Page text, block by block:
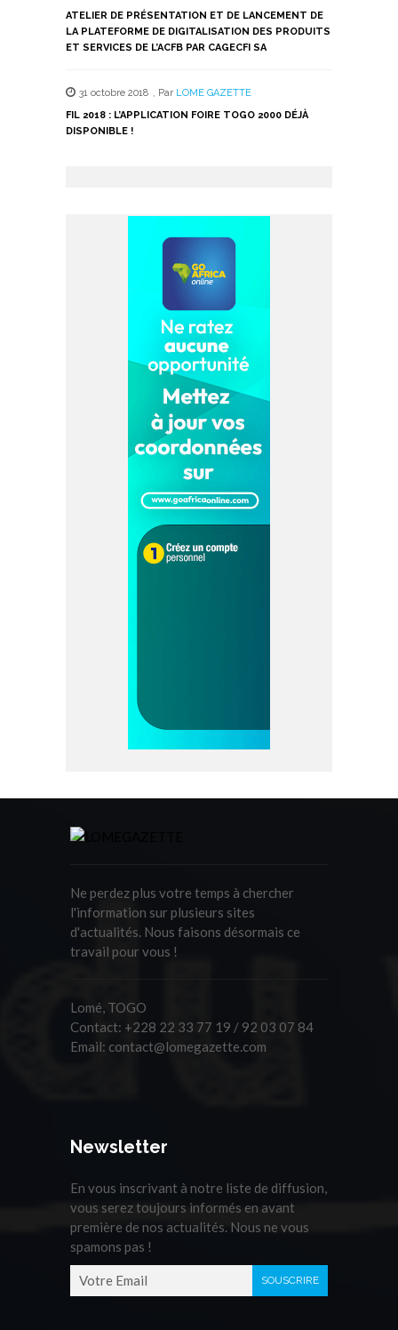
ATELIER DE PRÉSENTATION ET DE LANCEMENT DE
LA PLATEFORME DE DIGITALISATION DES PRODUITS
ET SERVICES DE L’ACFB PAR CAGECFI SA
31 octobre 2018 , Par LOME GAZETTE
FIL 2018 : L’APPLICATION FOIRE TOGO 2000 DÉJÀ
DISPONIBLE !
Ne perdez plus votre temps à chercher
l'information sur plusieurs sites
d'actualités. Nous faisons désormais ce
travail pour vous !
Lomé, TOGO
Contact: +228 22 33 77 19 / 92 03 07 84
Email: contact@lomegazette.com
Newsletter
En vous inscrivant à notre liste de diffusion,
vous serez toujours informés en avant
première de nos actualités. Nous ne vous
spamons pas !